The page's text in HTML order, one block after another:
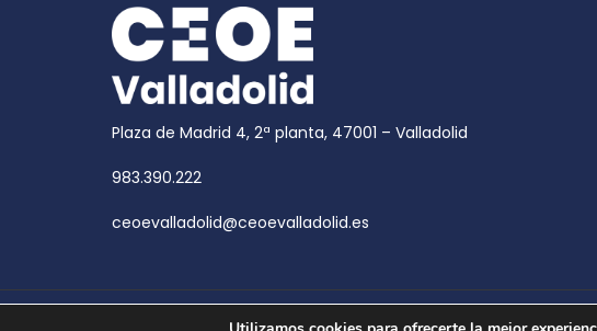
Plaza de Madrid 4, 2ª planta, 47001 – Valladolid
983.390.222
ceoevalladolid@ceoevalladolid.es